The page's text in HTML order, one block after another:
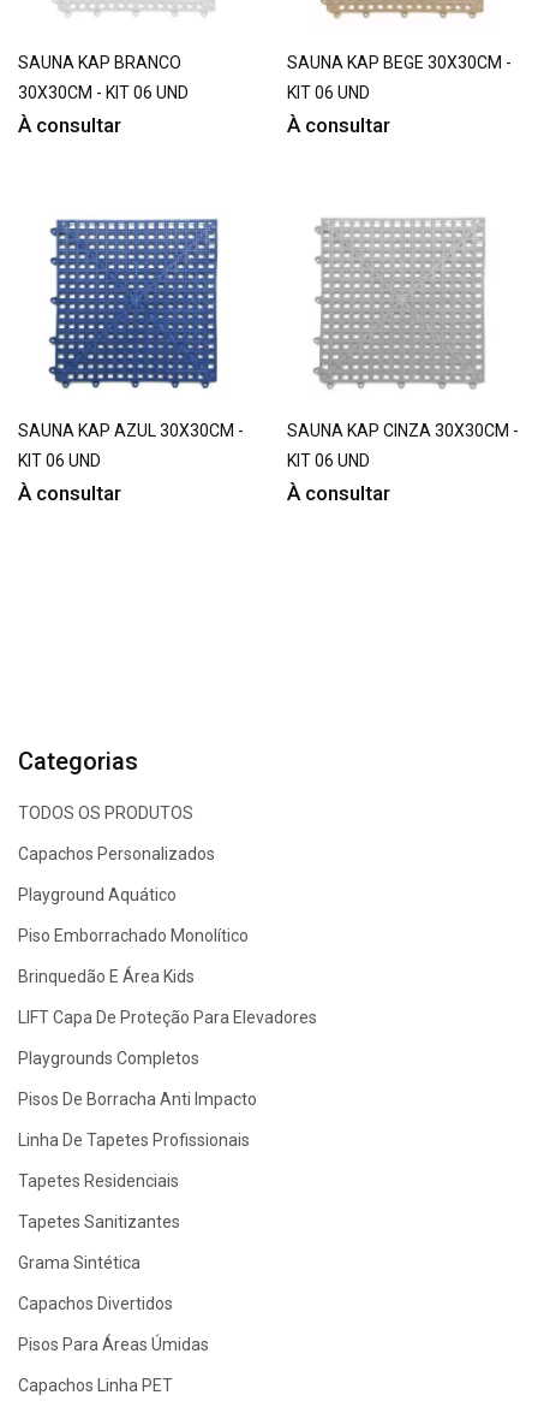
Categorias
TODOS OS PRODUTOS
Capachos Personalizados
Playground Aquático
Piso Emborrachado Monolítico
Brinquedão E Área Kids
LIFT Capa De Proteção Para Elevadores
Playgrounds Completos
Pisos De Borracha Anti Impacto
Linha De Tapetes Profissionais
Tapetes Residenciais
Tapetes Sanitizantes
Grama Sintética
Capachos Divertidos
Pisos Para Áreas Úmidas
Capachos Linha PET
SAUNA KAP BRANCO
30X30CM - KIT 06 UND
À consultar
SAUNA KAP BEGE 30X30CM -
KIT 06 UND
À consultar
SAUNA KAP AZUL 30X30CM -
KIT 06 UND
À consultar
SAUNA KAP CINZA 30X30CM -
KIT 06 UND
À consultar